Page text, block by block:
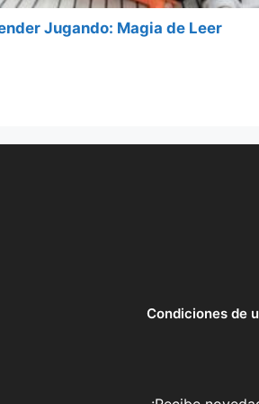
Jugando: Magia de Leer
Condiciones de